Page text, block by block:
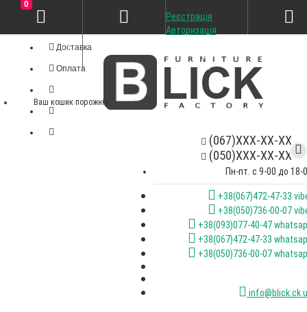
Доставка
Оплата
(067)XXX-XX-XX
(050)XXX-XX-XX
Пн-пт. с 9-00 до 18-
+38(067)472-47-33
+38(050)736-00-07
+38(093)077-40-47
+38(067)472-47-33
+38(050)736-00-07
Реєстрація
Авторизація
0
Ваш кошик порожній!